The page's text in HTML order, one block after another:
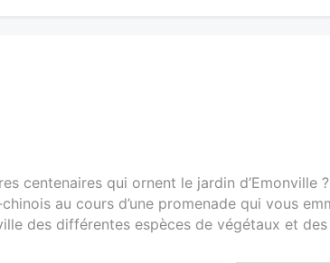
centenaires qui ornent le jardin d’Emonville
au cours d’une promenade qui vous
des différentes espèces de végétaux et